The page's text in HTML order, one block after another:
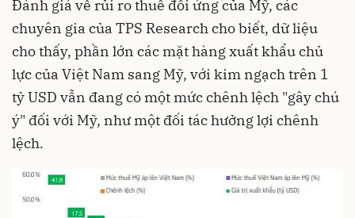
Đánh giá về rủi ro thuế đối ứng của Mỹ, các
chuyên gia của TPS Research cho biết, dữ liệu
cho thấy, phần lớn các mặt hàng xuất khẩu chủ
lực của Việt Nam sang Mỹ, với kim ngạch trên 1
tỷ USD vẫn đang có một mức chênh lệch "gây chú
ý" đối với Mỹ, như một đối tác hưởng lợi chênh
lệch.